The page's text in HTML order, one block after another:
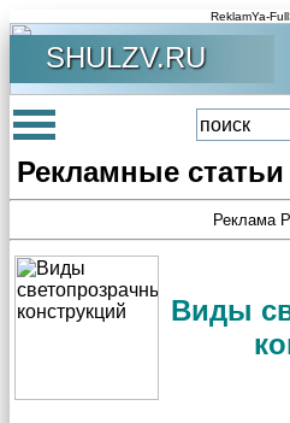
ReklamYa-
SHULZV.RU
Рекламные
Реклама
Виды